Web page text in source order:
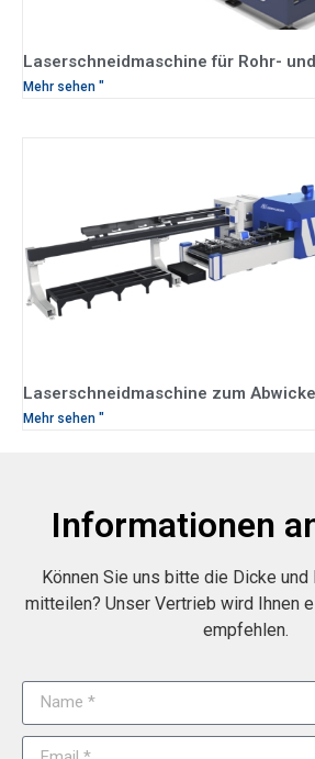
Laserschneidmaschine für Rohr-
Mehr sehen "
Laserschneidmaschine zum
Mehr sehen "
Informationen
Können Sie uns bitte die Dicke
mitteilen? Unser Vertrieb wird Ihnen
empfehlen.